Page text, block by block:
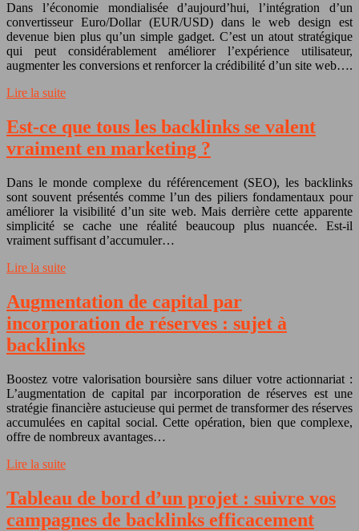
Dans l’économie mondialisée d’aujourd’hui, l’intégration d’un
convertisseur Euro/Dollar (EUR/USD) dans le web design est
devenue bien plus qu’un simple gadget. C’est un atout stratégique
qui peut considérablement améliorer l’expérience utilisateur,
augmenter les conversions et renforcer la crédibilité d’un site web….
Lire la suite
Est-ce que tous les backlinks se valent
vraiment en marketing ?
Dans le monde complexe du référencement (SEO), les backlinks
sont souvent présentés comme l’un des piliers fondamentaux pour
améliorer la visibilité d’un site web. Mais derrière cette apparente
simplicité se cache une réalité beaucoup plus nuancée. Est-il
vraiment suffisant d’accumuler…
Lire la suite
Augmentation de capital par
incorporation de réserves : sujet à
backlinks
Boostez votre valorisation boursière sans diluer votre actionnariat :
L’augmentation de capital par incorporation de réserves est une
stratégie financière astucieuse qui permet de transformer des réserves
accumulées en capital social. Cette opération, bien que complexe,
offre de nombreux avantages…
Lire la suite
Tableau de bord d’un projet : suivre vos
campagnes de backlinks efficacement